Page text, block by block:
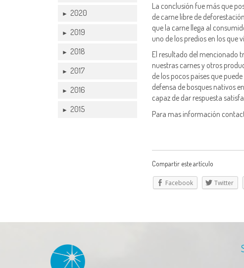
► 2020
► 2019
► 2018
► 2017
► 2016
► 2015
La conclusión fue más que
de carne libre de
que la carne llega al
uno de los predios en los que
El resultado del mencionado
nuestras carnes y otros
de los pocos países que
defensa de bosques nativos
capaz de dar respuesta
Para mas información
Compartir este artículo
Facebook Twitter